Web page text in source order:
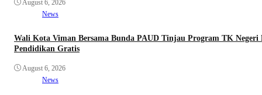
August 6, 2026
News
Wali Kota Viman Bersama Bunda PAUD Tinjau Program TK
Pendidikan Gratis
August 6, 2026
News